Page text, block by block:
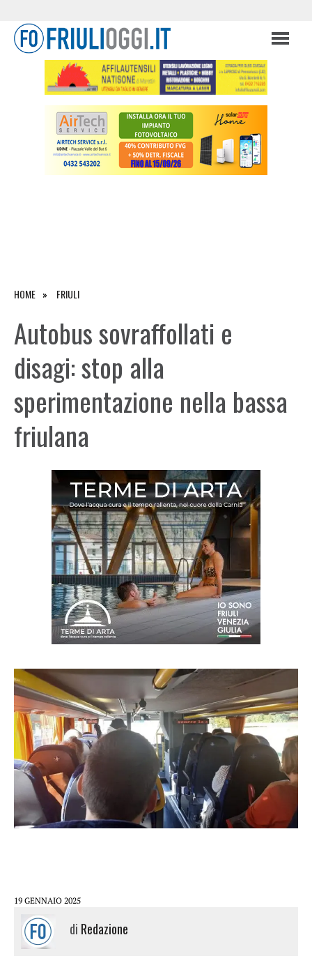
HOME FRIULI
Autobus sovraffollati e
disagi: stop alla
sperimentazione nella bassa
friulana
19 GENNAIO 2025
di Redazione